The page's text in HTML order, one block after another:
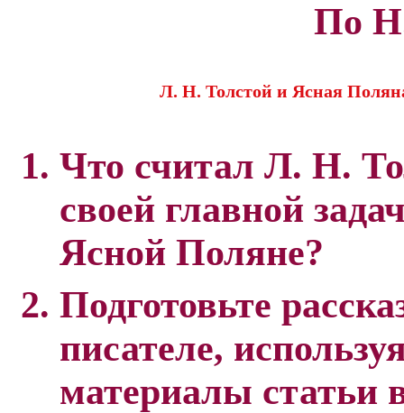
По
Л. Н. Толстой и Ясная
Что считал Л. Н.
своей главной
Ясной Поляне?
Подготовьте
писателе,
материалы статьи